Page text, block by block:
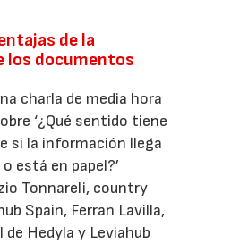
de la
los documentos
charla de media hora
‘¿Qué sentido tiene
si la información llega
está en papel?’
Tonnareli, country
Spain, Ferran Lavilla,
Hedyla y Leviahub